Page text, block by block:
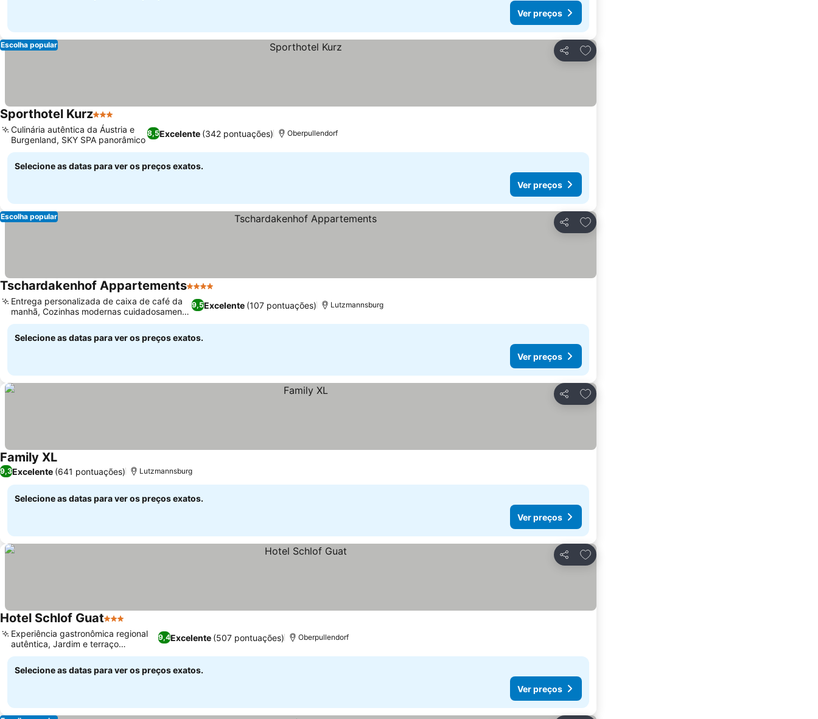
Ver preços
Partilhar
Adicionar aos favoritos
Escolha popular
Sporthotel Kurz3 Estrelas
8,5Excelente (342 pontuações)
Culinária autêntica da Áustria e
Burgenland, SKY SPA panorâmico
Oberpullendorf
Selecione as datas para ver os preços exatos.
Ver preços
Partilhar
Adicionar aos favoritos
Escolha popular
Tschardakenhof Appartements4 Estrelas
9,5Excelente (107 pontuações)
Entrega personalizada de caixa de café da
manhã, Cozinhas modernas cuidadosamente
equipadas
Lutzmannsburg
Selecione as datas para ver os preços exatos.
Ver preços
Partilhar
Adicionar aos favoritos
Family XL
9,3Excelente (641 pontuações) Lutzmannsburg
Selecione as datas para ver os preços exatos.
Ver preços
Partilhar
Adicionar aos favoritos
Hotel Schlof Guat3 Estrelas
9,4Excelente (507 pontuações)
Experiência gastronômica regional
autêntica, Jardim e terraço
pitorescos
Oberpullendorf
Selecione as datas para ver os preços exatos.
Ver preços